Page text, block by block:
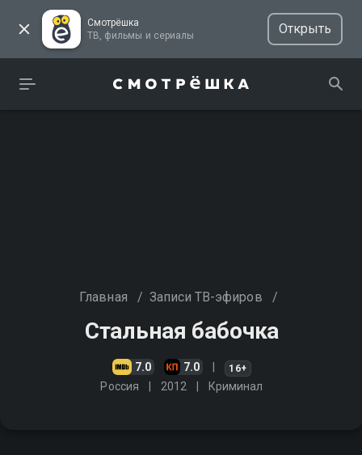
Смотрёшка
ТВ, фильмы и сериалы
Открыть
Главная / Записи ТВ-эфиров /
Стальная бабочка
7.0 7.0 16+
Россия 2012 Криминал